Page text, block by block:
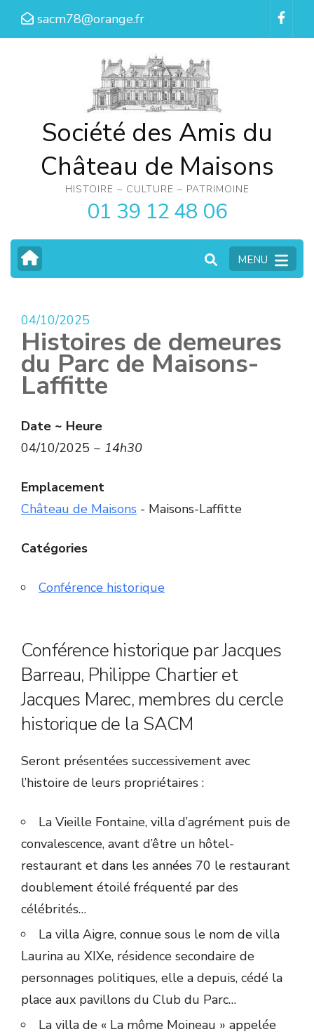
Aller
sacm78@orange.fr
Société des Amis du
Château de Maisons
HISTOIRE – CULTURE – PATRIMOINE
01 39 12 48 06
MENU
04/10/2025
Histoires de demeures
du Parc de Maisons-
Laffitte
Date ~ Heure
04/10/2025 ~ 14h30
Emplacement
Château de Maisons - Maisons-Laffitte
Catégories
Conférence historique
Conférence historique par Jacques
Barreau, Philippe Chartier et
Jacques Marec, membres du cercle
historique de la SACM
Seront présentées successivement avec
l’histoire de leurs propriétaires :
La Vieille Fontaine, villa d’agrément puis de
convalescence, avant d’être un hôtel-
restaurant et dans les années 70 le restaurant
doublement étoilé fréquenté par des
célébrités…
La villa Aigre, connue sous le nom de villa
Laurina au XIXe, résidence secondaire de
personnages politiques, elle a depuis, cédé la
place aux pavillons du Club du Parc…
La villa de « La môme Moineau » appelée